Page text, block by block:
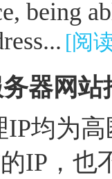
being
[阅
器网
均为
IP，也